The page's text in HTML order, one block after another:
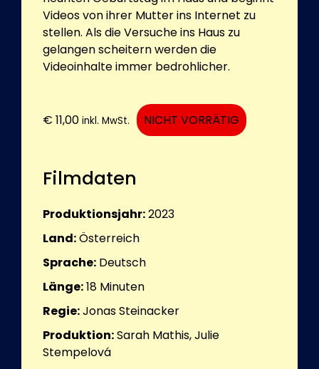
Videos von ihrer Mutter ins Internet zu
stellen. Als die Versuche ins Haus zu
gelangen scheitern werden die
Videoinhalte immer bedrohlicher.
€ 11,00 inkl. MwSt. NICHT VORRÄTIG
Filmdaten
Produktionsjahr:2023
Land:Österreich
Sprache: Deutsch
Länge:18 Minuten
Regie:Jonas Steinacker
Produktion:Sarah Mathis, Julie
Stempelová